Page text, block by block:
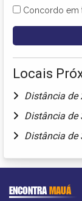
Concordo em
Locais
Distância de
Distância de
Distância de
ENCONTRAMAUÁ